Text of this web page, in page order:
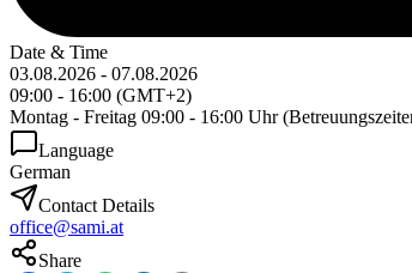
Date & Time
03.08.2026 - 07.08.2026
09:00 - 16:00 (GMT+2)
Montag - Freitag 09:00 - 16:00 Uhr
Language
German
Contact Details
office@sami.at
Share